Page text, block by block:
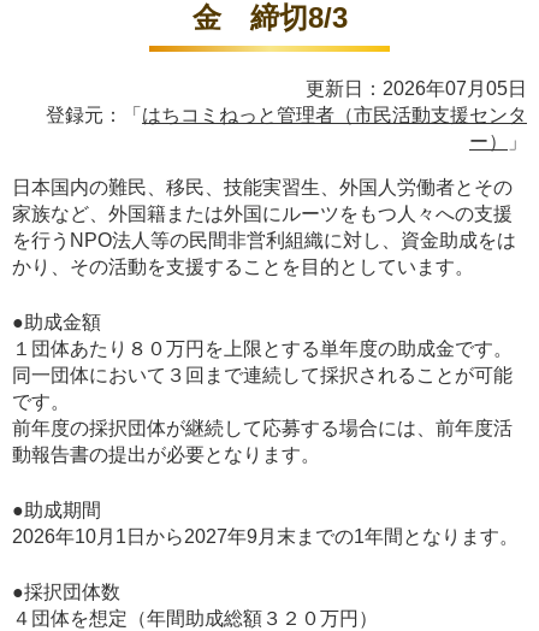
金 締切8/3
更新日：2026年07月05日
登録元：「 はちコミねっと管理者（市民活動支援センタ
ー）
」
日本国内の難民、移民、技能実習生、外国人労働者とその
家族など、外国籍または外国にルーツをもつ人々への支援
を行うNPO法人等の民間非営利組織に対し、資金助成をは
かり、その活動を支援することを目的としています。
●助成金額
１団体あたり８０万円を上限とする単年度の助成金です。
同一団体において３回まで連続して採択されることが可能
です。
前年度の採択団体が継続して応募する場合には、前年度活
動報告書の提出が必要となります。
●助成期間
2026年10月1日から2027年9月末までの1年間となります。
●採択団体数
４団体を想定（年間助成総額３２０万円）